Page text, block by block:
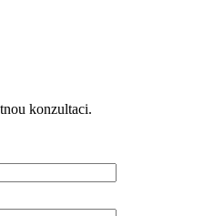
konzultaci.